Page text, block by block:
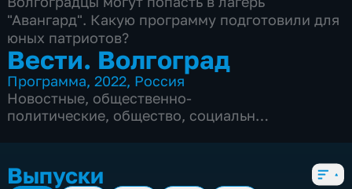
"Авангард". Какую программу подготовили для
юных патриотов?
Вести. Волгоград
Программа,2022, Россия
Новостные, общественно-
политические, общество, социально-
5 сезонов, 2356 выпусков
Выпуски